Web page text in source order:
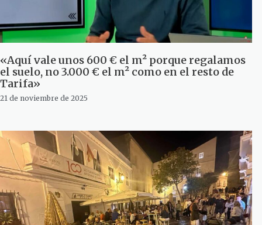
«Aquí vale unos 600 € el m² porque regalamos
el suelo, no 3.000 € el m² como en el resto de
Tarifa»
21 de noviembre de 2025